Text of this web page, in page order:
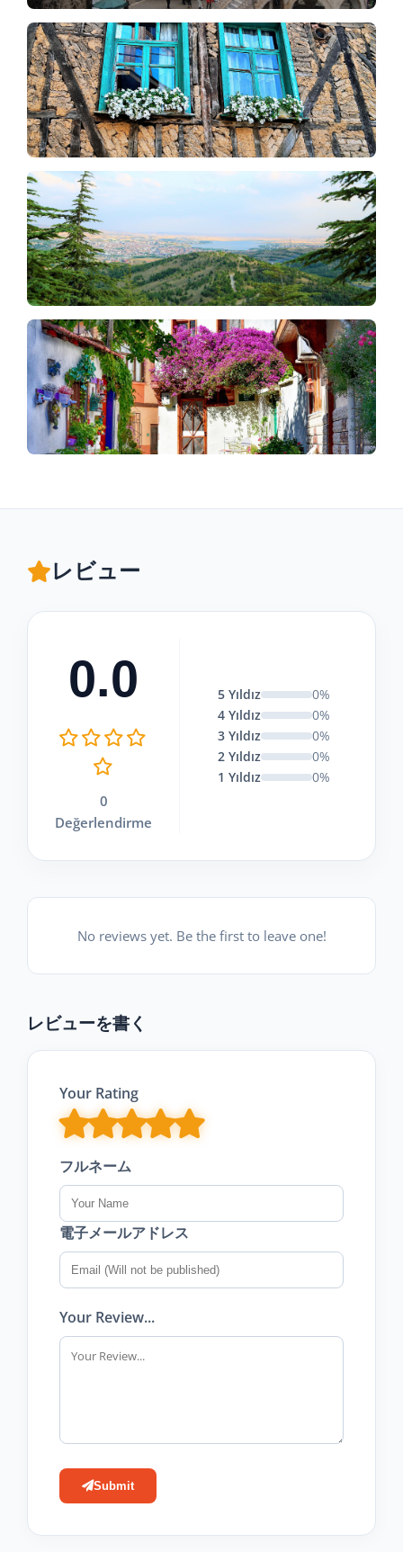
レビュー
0.0
0
Değerlendirme
5 Yıldız
0%
4 Yıldız
0%
3 Yıldız
0%
2 Yıldız
0%
1 Yıldız
0%
No reviews yet. Be the first to leave one!
レビューを書く
Your Rating
フルネーム
電子メールアドレス
Your Review...
Submit